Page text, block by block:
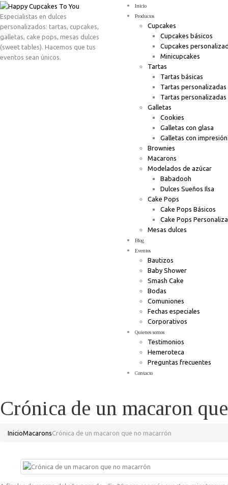
Especialistas en dulces
personalizados: tartas, cupcakes,
galletas, cake pops, mesas dulces
(sweet tables). Hacemos que tus
eventos sean únicos.
Inicio
Productos
Cupcakes
Cupcakes básicos
Cupcakes
Minicupcakes
Tartas
Tartas básicas
Tartas
Tartas personalizadas
Galletas
Cookies
Galletas con glasa
Galletas con
Brownies
Macarons
Modelados de azúcar
Babadooh
Dulces Sueños Ilsa
Cake Pops
Cake Pops Básicos
Cake Pops
Mesas dulces
Blog
Eventos
Bautizos
Baby Shower
Smash Cake
Bodas
Comuniones
Fechas especiales
Corporativos
Quienes somos
Testimonios
Hemeroteca
Preguntas frecuentes
Contacto
Crónica de un macaron
InicioMacaronsCrónica de un macaron que no macarrón